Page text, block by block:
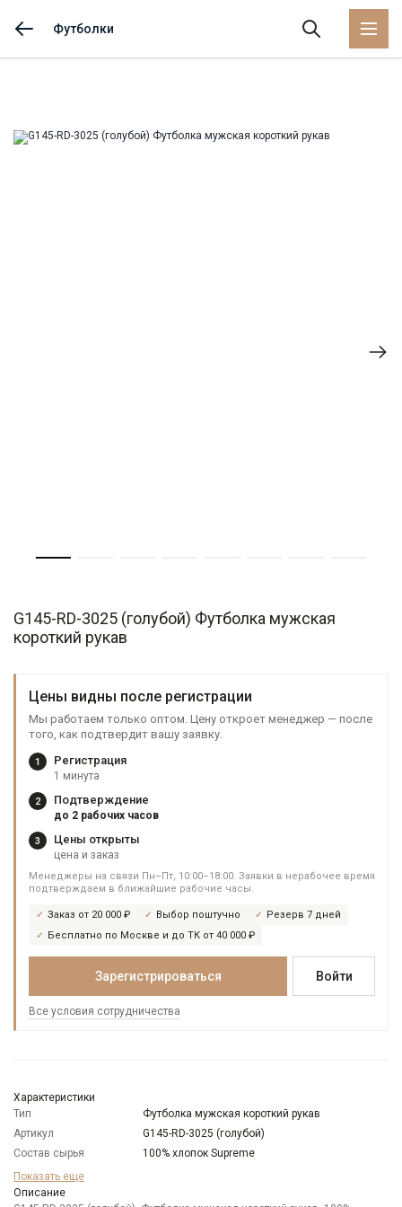
Футболки
G145-RD-3025 (голубой) Футболка мужская
короткий рукав
Цены видны после регистрации
Мы работаем только оптом. Цену откроет менеджер — после
того, как подтвердит вашу заявку.
1 Регистрация
1 минута
2 Подтверждение
до 2 рабочих часов
3 Цены открыты
цена и заказ
Менеджеры на связи Пн–Пт, 10:00–18:00. Заявки в нерабочее время
подтверждаем в ближайшие рабочие часы.
Заказ от 20 000 ₽ Выбор поштучно
Резерв 7 дней
Бесплатно по Москве и до ТК от 40 000 ₽
Зарегистрироваться Войти
Все условия сотрудничества
Характеристики
Тип
Футболка мужская короткий рукав
Артикул
G145-RD-3025 (голубой)
Состав сырья
100% хлопок Supreme
Бренд
Модель
Показать еще
Описание